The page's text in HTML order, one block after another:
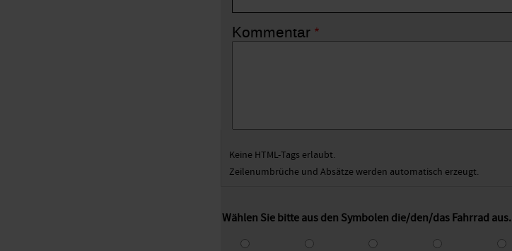
Kommentar
Keine HTML-Tags erlaubt.
Zeilenumbrüche und Absätze werden automatisch erzeugt.
Wählen Sie bitte aus den Symbolen die/den/das Fahrrad aus.